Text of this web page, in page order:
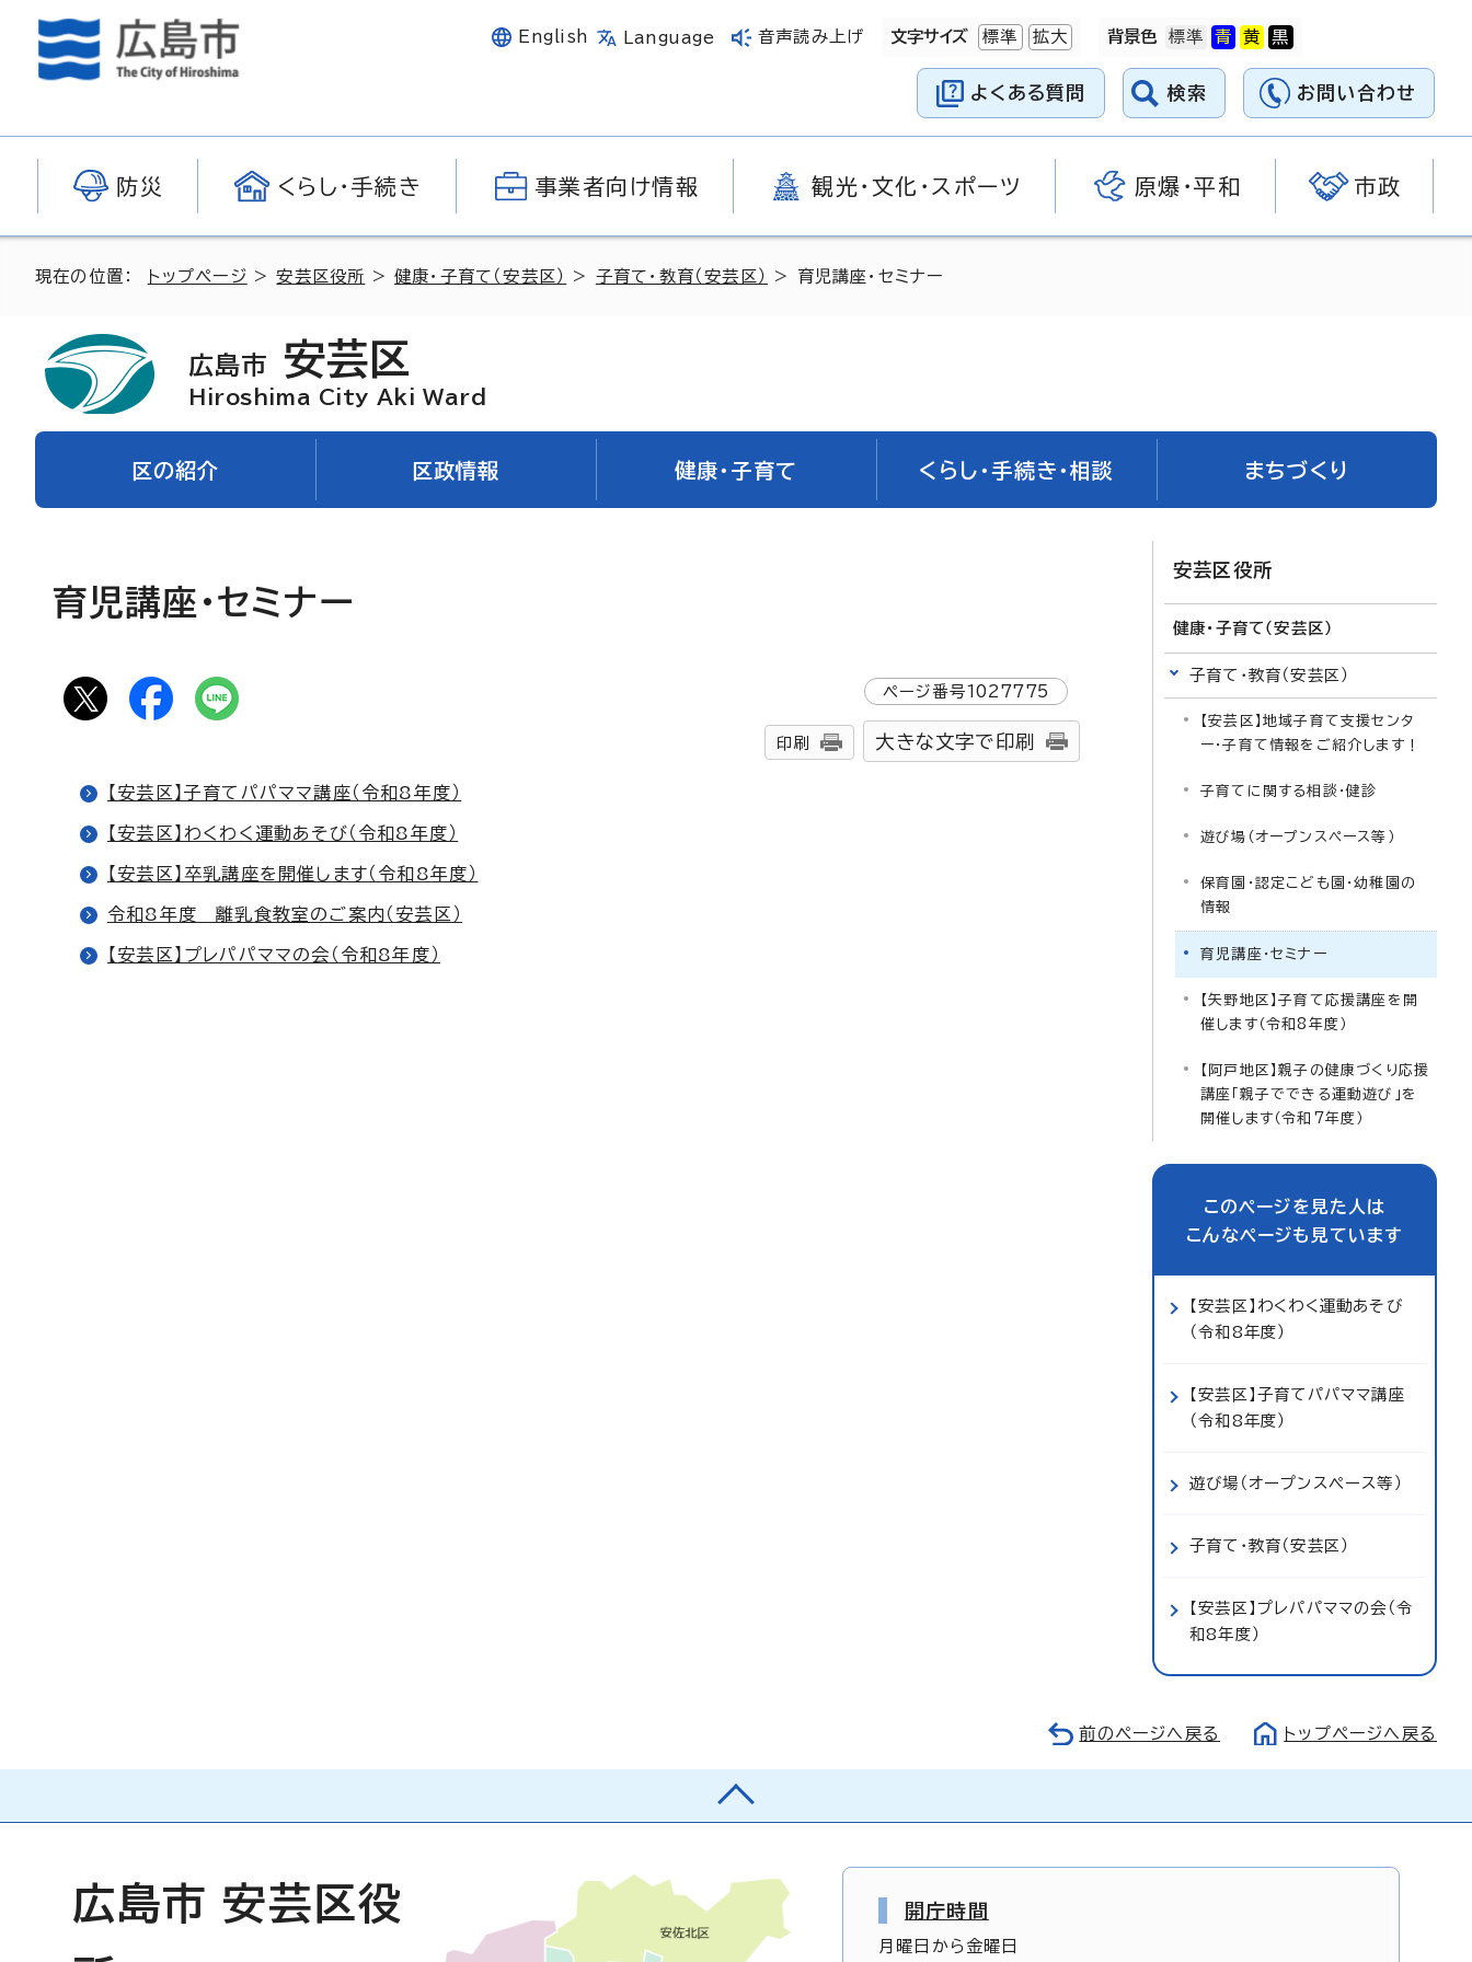
English Language 音声読み上げ 文字サイズ 標準 拡大 背景色
よくある質問 検索 お問い合わせ
防災 くらし・手続き 事業者向け情報 観光・文化・スポーツ 原爆・平和 市政
現在の位置： トップページ >安芸区役所 >健康・子育て（安芸区） > 子育て・教育（安芸区） > 育児講座・セミナー
広島市 安芸区
Hiroshima City Aki Ward
区の紹介 区政情報 健康・子育て くらし・手続き・相談 まちづくり
育児講座・セミナー
ページ番号1027775
印刷 大きな文字で印刷
【安芸区】子育てパパママ講座（令和8年度）
【安芸区】わくわく運動あそび（令和8年度）
【安芸区】卒乳講座を開催します（令和8年度）
令和8年度 離乳食教室のご案内（安芸区）
【安芸区】プレパパママの会（令和8年度）
安芸区役所
健康・子育て（安芸区）
子育て・教育（安芸区）
【安芸区】地域子育て支援センタ
ー・子育て情報をご紹介します！
子育てに関する相談・健診
遊び場（オープンスペース等）
保育園・認定こども園・幼稚園の
情報
育児講座・セミナー
【矢野地区】子育て応援講座を開
催します（令和8年度）
【阿戸地区】親子の健康づくり応援
講座「親子でできる運動遊び」を
開催します（令和7年度）
このページを見た人は
こんなページも見ています
【安芸区】わくわく運動あそび
（令和8年度）
【安芸区】子育てパパママ講座
（令和8年度）
遊び場（オープンスペース等）
子育て・教育（安芸区）
【安芸区】プレパパママの会（令
和8年度）
前のページへ戻る トップページへ戻る
広島市 安芸区役
開庁時間
月曜日から金曜日